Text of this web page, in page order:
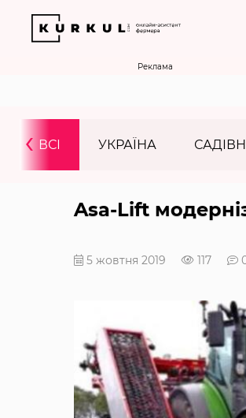
Реклама
ВСІ УКРАЇНА
‹
Asa-Lift
5 жовтня 2019 117